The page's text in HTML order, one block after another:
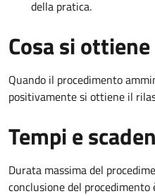
della pratica.
Cosa si ottiene
Quando il procedimento
positivamente si ottiene il
Tempi e
Durata massima del
conclusione del procedimento